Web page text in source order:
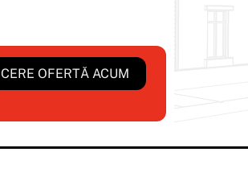
CERE OFERTĂ ACUM